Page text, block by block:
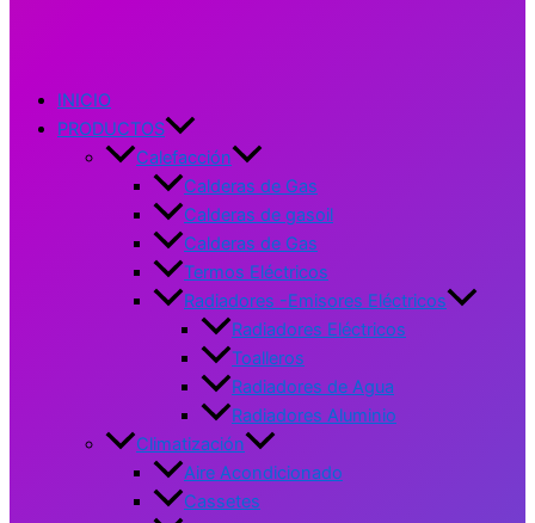
INICIO
PRODUCTOS
Calefacción
Calderas de Gas
Calderas de gasoil
Calderas de Gas
Termos Eléctricos
Radiadores -Emisores Eléctricos
Radiadores Eléctricos
Toalleros
Radiadores de Agua
Radiadores Aluminio
Climatización
Aire Acondicionado
Cassetes